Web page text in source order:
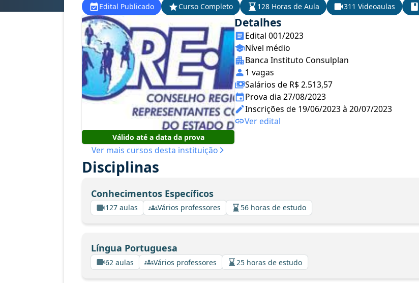
Edital Publicado Curso Completo 128 Horas de Aula 311 Videoaulas
Válido até a data da prova
Ver mais cursos desta instituição
Detalhes
Edital 001/2023
Nível médio
Banca Instituto Consulplan
1 vagas
Salários de R$ 2.513,57
Prova dia 27/08/2023
Inscrições de 19/06/2023 à 20/07/2023
Ver edital
Disciplinas
Conhecimentos Específicos
127 aulas Vários professores 56 horas de estudo
Língua Portuguesa
62 aulas Vários professores 25 horas de estudo